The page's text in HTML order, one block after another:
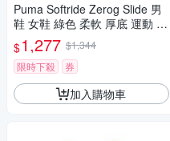
Puma Softride Zerog Slide 男
鞋 女鞋 綠色 柔軟 厚底 運動 休
閒 拖鞋 40034323
$1,277 $1,344
限時下殺
券
加入購物車